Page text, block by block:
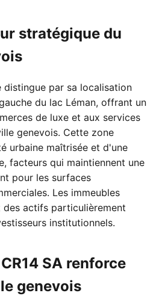
stratégique du
distingue par sa localisation
du lac Léman, offrant un
de luxe et aux services
genevois. Cette zone
urbaine maîtrisée et d'une
facteurs qui maintiennent une
pour les surfaces
Les immeubles
actifs particulièrement
institutionnels.
SA renforce
genevois